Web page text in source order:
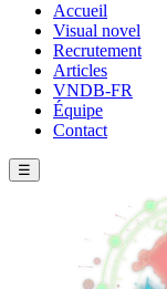
Accueil
Visual novel
Recrutement
Articles
VNDB-FR
Équipe
Contact
☰